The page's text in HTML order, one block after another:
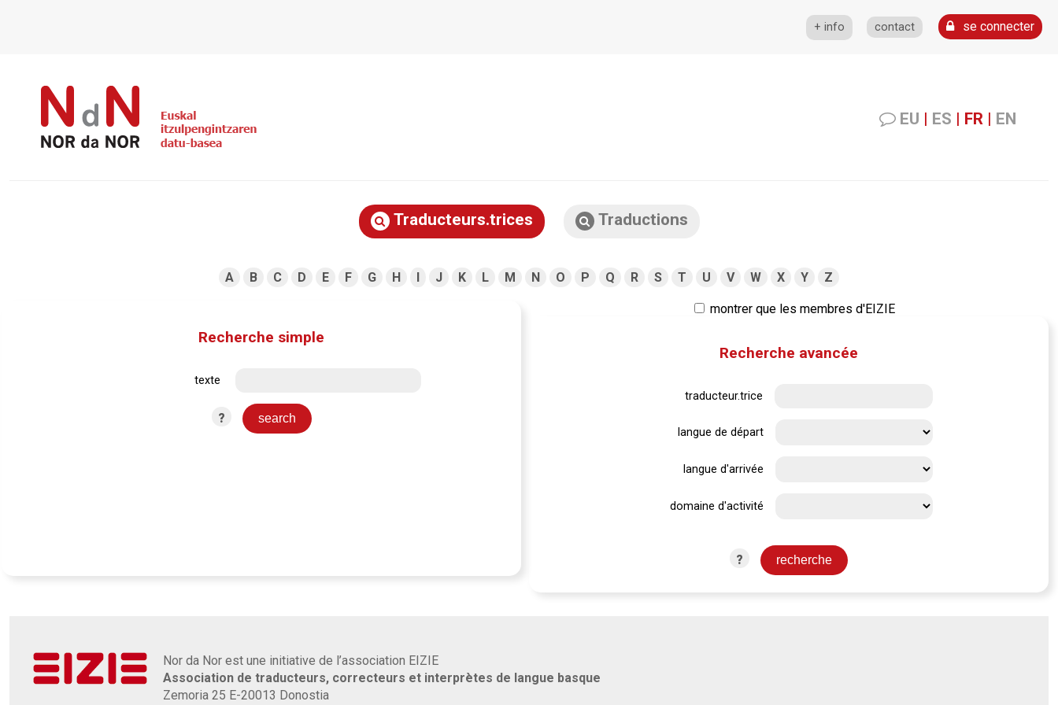
+ info contact se connecter
EU | ES | FR| EN
Traducteurs.trices Traductions
A B C D E F G H I J K L M N O P Q R S T U V W X Y Z
montrer que les membres d'EIZIE
Recherche simple
texte
?
Recherche avancée
traducteur.trice
langue de départ
langue d'arrivée
domaine d'activité
?
Nor da Nor est une initiative de l’association EIZIE
Association de traducteurs, correcteurs et interprètes de langue basque
Zemoria 25 E-20013 Donostia